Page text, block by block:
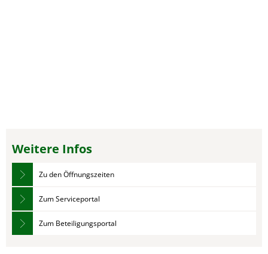
Weitere Infos
Zu den Öffnungszeiten
Zum Serviceportal
Zum Beteiligungsportal